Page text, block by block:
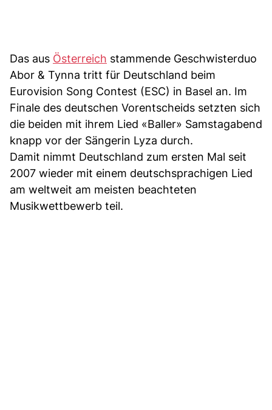
Das aus Österreich stammende Geschwisterduo
Abor & Tynna tritt für Deutschland beim
Eurovision Song Contest (ESC) in Basel an. Im
Finale des deutschen Vorentscheids setzten sich
die beiden mit ihrem Lied «Baller» Samstagabend
knapp vor der Sängerin Lyza durch.
Damit nimmt Deutschland zum ersten Mal seit
2007 wieder mit einem deutschsprachigen Lied
am weltweit am meisten beachteten
Musikwettbewerb teil.